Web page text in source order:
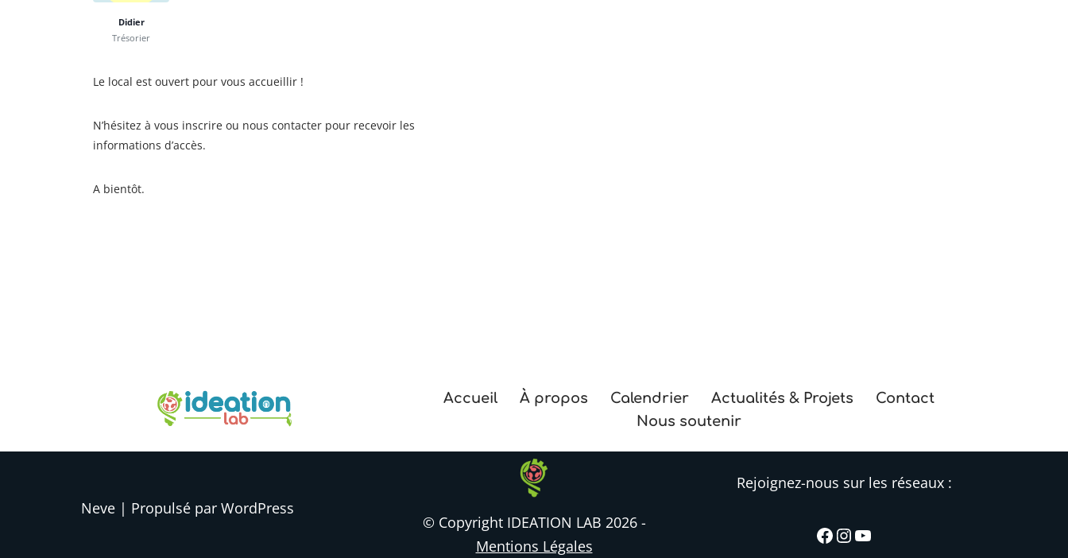
Didier
Trésorier
Le local est ouvert pour vous accueillir !
N’hésitez à vous inscrire ou nous contacter pour recevoir les
informations d’accès.
A bientôt.
Accueil À propos Calendrier Actualités & Projets
Contact
Nous soutenir
Neve | Propulsé par WordPress
© Copyright IDEATION LAB 2026 -
Mentions Légales
Rejoignez-nous sur les réseaux :